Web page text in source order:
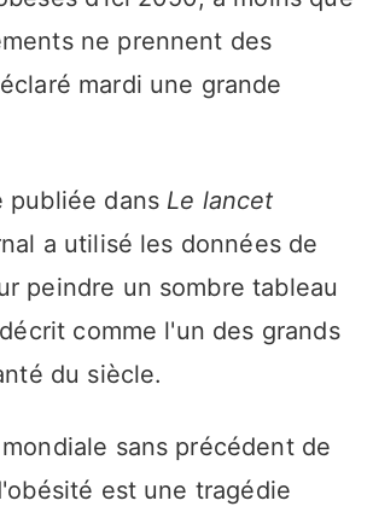
ne prennent des
mardi une grande
publiée dans Le lancet
a utilisé les données de
peindre un sombre tableau
comme l'un des grands
du siècle.
sans précédent de
est une tragédie